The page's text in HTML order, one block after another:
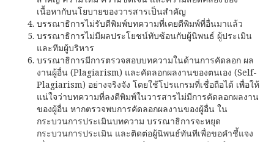
เนื้อหากับนโยบายของวารสารเป็นสำคัญ
บรรณาธิการไม่รับตีพิมพ์บทความที่เคยตีพิมพ์ที่อื่นมาแล้ว
บรรณาธิการไม่มีผลประโยชน์ทับซ้อนกับผู้นิพนธ์ ผู้ประเมิน
และทีมผู้บริหาร
บรรณาธิการมีการตรวจสอบบทความในด้านการคัดลอก ผล
งานผู้อื่น (Plagiarism) และคัดลอกผลงานของตนเอง (Self-
Plagiarism) อย่างจริงจัง โดยใช้โปรแกรมที่เชื่อถือได้ เพื่อให้
แน่ใจว่าบทความที่ลงตีพิมพ์ในวารสารไม่มีการคัดลอกผลงาน
ของผู้อื่น หากตรวจพบการคัดลอกผลงานของผู้อื่น ใน
กระบวนการประเมินบทความ บรรณาธิการจะหยุด
กระบวนการประเมิน และติดต่อผู้นิพนธ์ทันทีเพื่อขอคำชี้แจง